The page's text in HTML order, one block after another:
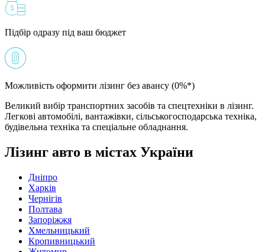
Підбір одразу під ваш бюджет
Можливість оформити лізинг без авансу (0%*)
Великий вибір транспортних засобів та спецтехніки в лізинг.
Легкові автомобілі, вантажівки, сільськогосподарська техніка,
будівельна техніка та спеціальне обладнання.
Лізинг авто в містах України
Дніпро
Харків
Чернігів
Полтава
Запоріжжя
Хмельницький
Кропивницький